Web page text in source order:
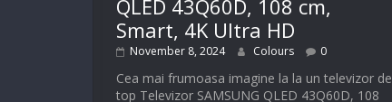
QLED 43Q60D, 108 cm,
Smart, 4K Ultra HD
November 8, 2024 Colours 0
Cea mai frumoasa imagine la la un televizor de
top Televizor SAMSUNG QLED 43Q60D, 108